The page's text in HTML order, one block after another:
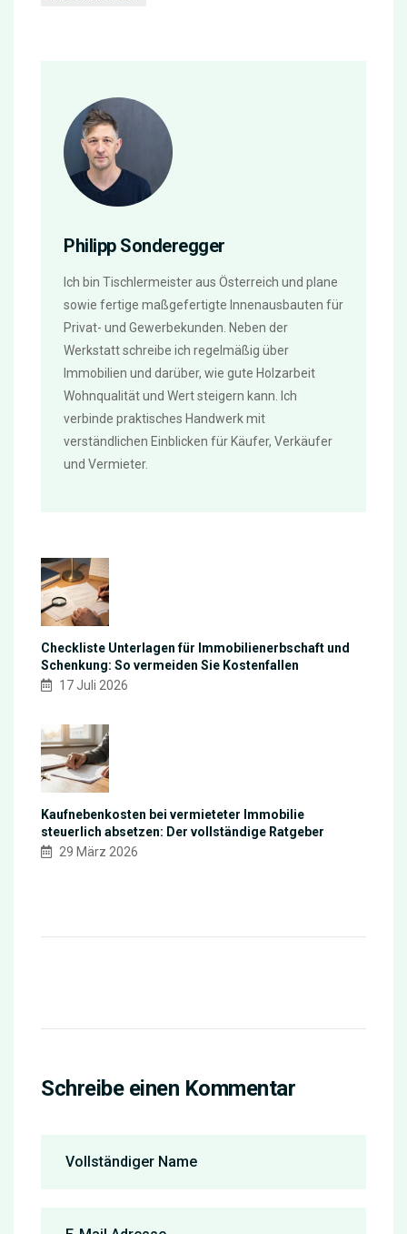
Philipp Sonderegger
Ich bin Tischlermeister aus Österreich und plane
sowie fertige maßgefertigte Innenausbauten für
Privat- und Gewerbekunden. Neben der
Werkstatt schreibe ich regelmäßig über
Immobilien und darüber, wie gute Holzarbeit
Wohnqualität und Wert steigern kann. Ich
verbinde praktisches Handwerk mit
verständlichen Einblicken für Käufer, Verkäufer
und Vermieter.
Checkliste Unterlagen für Immobilienerbschaft und
Schenkung: So vermeiden Sie Kostenfallen
17 Juli 2026
Kaufnebenkosten bei vermieteter Immobilie
steuerlich absetzen: Der vollständige Ratgeber
29 März 2026
Schreibe einen Kommentar